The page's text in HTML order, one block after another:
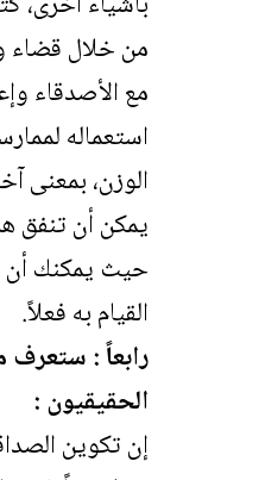
من خلال قضاء
مع الأصدقاء
استعماله
الوزن، بمعنى
يمكن أن تنفق
حيث يمكنك أن
القيام به فعلاً.
رابعاً :
الحقيقيون :
إن تكوين